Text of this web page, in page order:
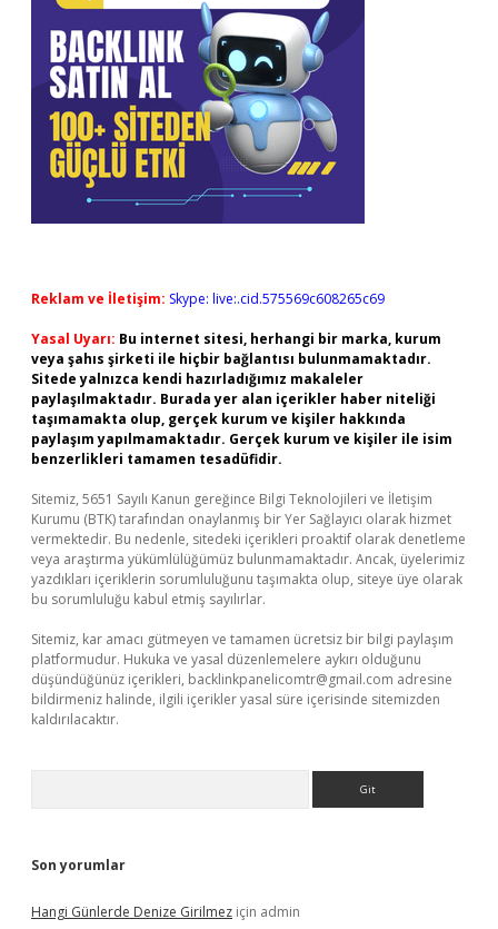
Reklam ve İletişim: Skype: live:.cid.575569c608265c69
Yasal Uyarı: Bu internet sitesi, herhangi bir marka, kurum
veya şahıs şirketi ile hiçbir bağlantısı bulunmamaktadır.
Sitede yalnızca kendi hazırladığımız makaleler
paylaşılmaktadır. Burada yer alan içerikler haber niteliği
taşımamakta olup, gerçek kurum ve kişiler hakkında
paylaşım yapılmamaktadır. Gerçek kurum ve kişiler ile isim
benzerlikleri tamamen tesadüfidir.
Sitemiz, 5651 Sayılı Kanun gereğince Bilgi Teknolojileri ve İletişim
Kurumu (BTK) tarafından onaylanmış bir Yer Sağlayıcı olarak hizmet
vermektedir. Bu nedenle, sitedeki içerikleri proaktif olarak denetleme
veya araştırma yükümlülüğümüz bulunmamaktadır. Ancak, üyelerimiz
yazdıkları içeriklerin sorumluluğunu taşımakta olup, siteye üye olarak
bu sorumluluğu kabul etmiş sayılırlar.
Sitemiz, kar amacı gütmeyen ve tamamen ücretsiz bir bilgi paylaşım
platformudur. Hukuka ve yasal düzenlemelere aykırı olduğunu
düşündüğünüz içerikleri, backlinkpanelicomtr@gmail.com adresine
bildirmeniz halinde, ilgili içerikler yasal süre içerisinde sitemizden
kaldırılacaktır.
Son yorumlar
Hangi Günlerde Denize Girilmez için admin